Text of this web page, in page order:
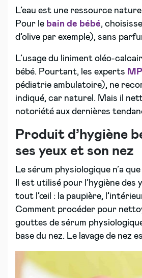
L’eau est une ressource
Pour le bain de bébé,
d’olive par exemple), sans
L’usage du liniment oléo-
bébé. Pourtant, les experts
pédiatrie ambulatoire), ne
indiqué, car naturel. Mais il
notoriété aux dernières
Produit d’hygiène
ses yeux et son nez
Le sérum physiologique n’a
Il est utilisé pour l’hygiène
tout l’œil : la paupière,
Comment procéder pour
gouttes de sérum
base du nez. Le lavage de nez